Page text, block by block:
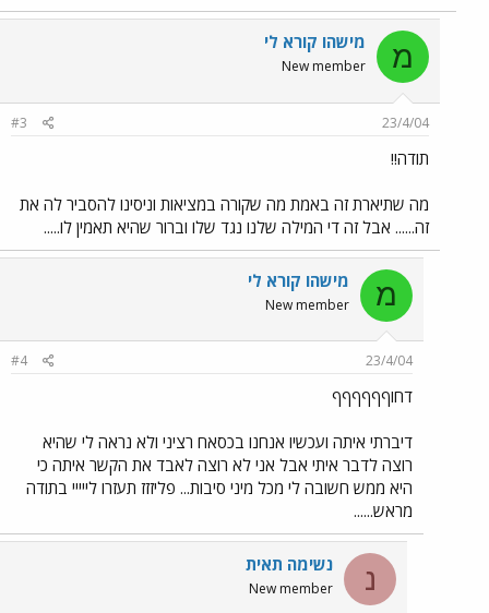
מ מישהו קורא לי
New member
23/4/04
#3
תודה!!
מה שתיארת זה באמת מה שקורה במציאות וניסינו להסביר לה את
זה...... אבל זה די המילה שלנו נגד שלו וברור שהיא תאמין לו.....
מ מישהו קורא לי
New member
23/4/04
#4
דחוףףףףףף
דיברתי איתה ועכשיו אנחנו בכסאח רציני ולא נראה לי שהיא
רוצה לדבר איתי אבל אני לא רוצה לאבד את הקשר איתה כי
היא ממש חשובה לי מכל מיני סיבות... פליזזז תעזרו לייייי בתודה
מראש......
נ נשימה תאית
New member